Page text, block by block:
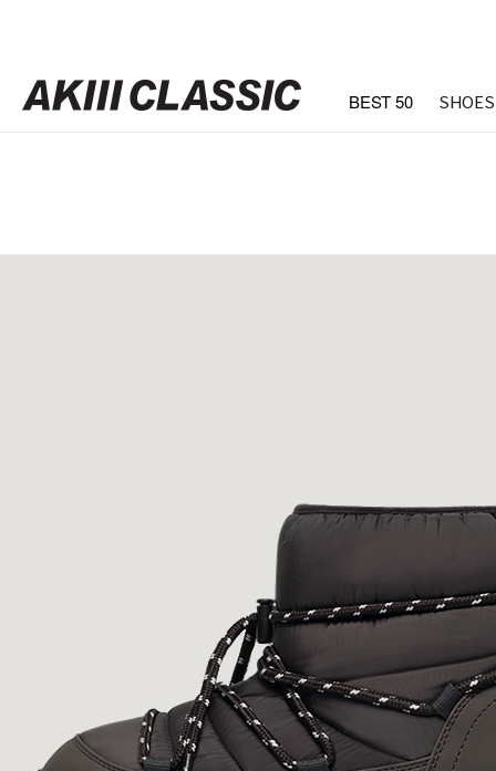
BEST 50 SHOES